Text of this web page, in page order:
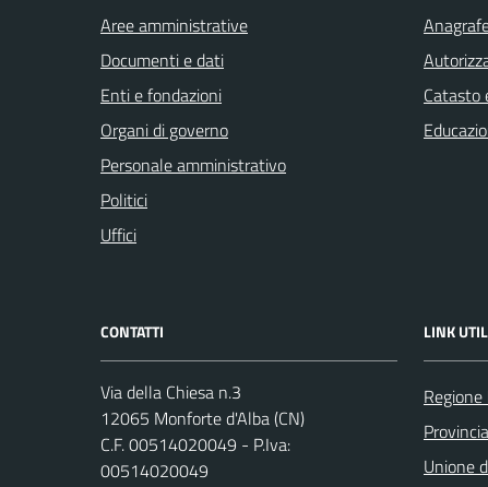
Aree amministrative
Documenti e dati
Enti e fondazioni
Organi di governo
Personale amministrativo
Politici
Uffici
Catasto
CONTATTI
Via della Chiesa n.3
12065 Monforte d'Alba (CN)
C.F. 00514020049 - P.Iva:
00514020049
LINK
Unione